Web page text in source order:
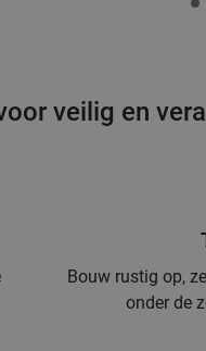
veilig en
Bouw rustig op,
onder de